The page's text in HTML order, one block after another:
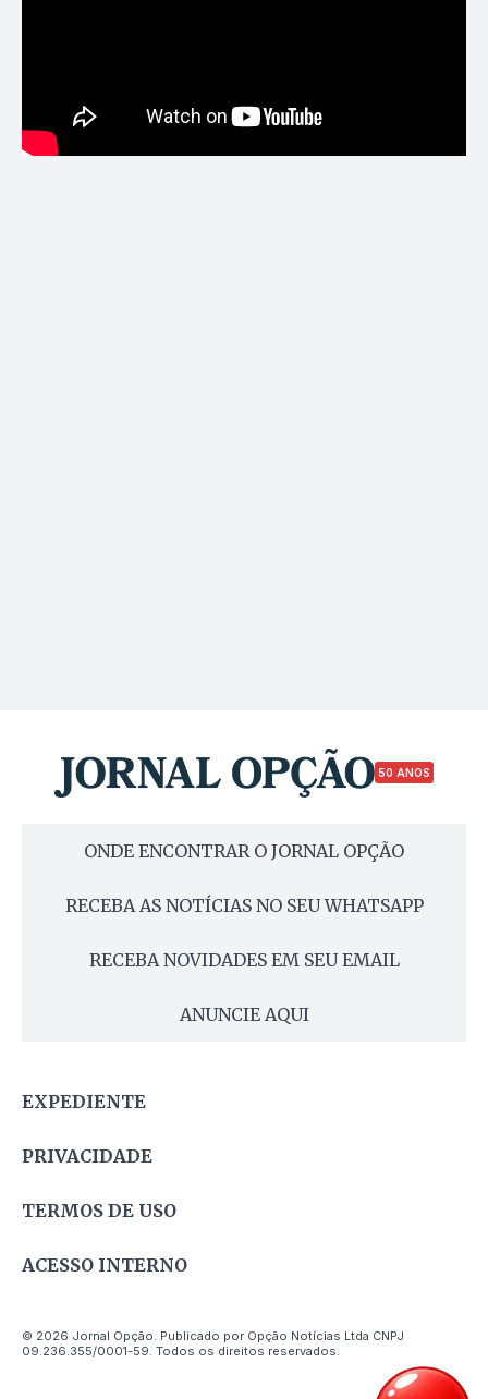
50 ANOS
ONDE ENCONTRAR O JORNAL OPÇÃO
RECEBA AS NOTÍCIAS NO SEU WHATSAPP
RECEBA NOVIDADES EM SEU EMAIL
ANUNCIE AQUI
EXPEDIENTE
PRIVACIDADE
TERMOS DE USO
ACESSO INTERNO
© 2026 Jornal Opção. Publicado por Opção Notícias Ltda CNPJ
09.236.355/0001-59. Todos os direitos reservados.